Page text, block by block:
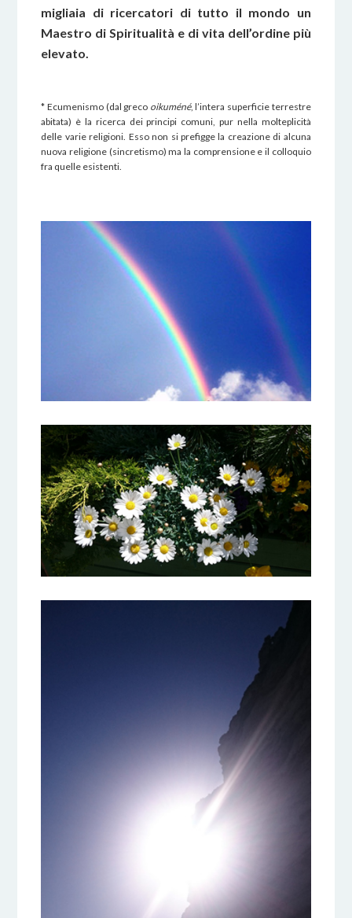
migliaia di ricercatori di tutto il mondo un
Maestro di Spiritualità e di vita dell’ordine più
elevato.
* Ecumenismo (dal greco oikuméné, l’intera superficie terrestre
abitata) è la ricerca dei principi comuni, pur nella molteplicità
delle varie religioni. Esso non si prefigge la creazione di alcuna
nuova religione (sincretismo) ma la comprensione e il colloquio
fra quelle esistenti.